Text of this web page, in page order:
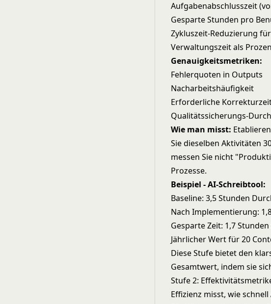
Aufgabenabschlusszeit
Gesparte Stunden pro
Zykluszeit-Reduzierung
Verwaltungszeit als
Genauigkeitsmetriken:
Fehlerquoten in Outputs
Nacharbeitshäufigkeit
Erforderliche
Qualitätssicherungs-
Wie man misst:
Sie dieselben Aktivitäten
messen Sie nicht
Prozesse.
Beispiel - AI-Schreibtool:
Baseline: 3,5 Stunden
Nach Implementierung:
Gesparte Zeit: 1,7
Jährlicher Wert für 20
Diese Stufe bietet den
Gesamtwert, indem sie
Stufe 2:
Effizienz misst, wie